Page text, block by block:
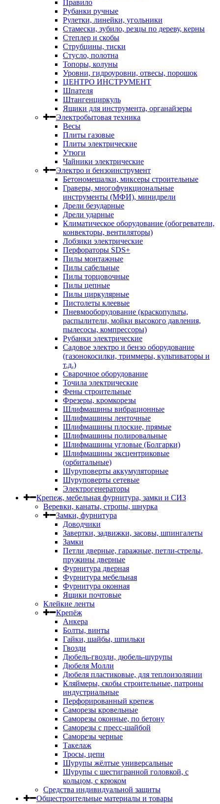
Правило
Рубанки ручные
Рулетки, линейки, угольники
Стамески, зубило, резцы по дереву, керны
Степлер и скобы
Струбцины, тиски
Стусло, полотна
Топоры, колуны
Уровни, гидроуровни, отвесы, порошок
ЦЕНТРО ИНСТРУМЕНТ
Шпателя
Штангенциркуль
Ящики для инструмента, органайзеры
Электробытовая техника
Весы
Плиты газовые
Плиты электрические
Утюги
Чайники электрические
Электро и бензоинструмент
Бетономешалки, миксеры строительные
Граверы, многофункциональные
инструменты (МФИ), минидрели
Дрели безударные
Дрели ударные
Климатическое оборудование (обогреватели,
конвекторы, вентиляторы)
Лобзики электрические
Перфораторы SDS+
Пилы монтажные
Пилы сабельные
Пилы торцовочные
Пилы цепные
Пилы циркулярные
Пистолеты клеевые
Пневмооборудование (краскопульты,
распылители, мойки высокого давления,
пылесосы, компрессоры)
Рубанки электрические
Садовое электро и бензо оборудование
(газонокосилки, триммеры, культиваторы и
т.д.)
Сварочное оборудование
Точила электрические
Фены строительные
Фрезеры, кромкорезы
Шлифмашины вибрационные
Шлифмашины ленточные
Шлифмашины плоские, прямые
Шлифмашины полировальные
Шлифмашины угловые (Болгарки)
Шлифмашины эксцентриковые
(орбитальные)
Шуруповерты аккумуляторные
Шуруповерты сетевые
Электрогенераторы
Крепеж, мебельная фурнитура, замки и СИЗ
Веревки, канаты, стропы, шнурка
Замки, фурнитура
Доводчики
Завертки, задвижки, засовы, шпингалеты
Замки
Петли дверные, гаражные, петли-стрелы,
пружины дверные
Фурнитура дверная
Фурнитура мебельная
Фурнитура оконная
Ящики почтовые
Клейкие ленты
Крепёж
Анкера
Болты, винты
Гайки, шайбы, шпильки
Гвозди
Дюбель-гвозди, дюбель-шурупы
Дюбеля Молли
Дюбеля пластиковые, для теплоизоляции
Кляймеры, скобы строительные, патроны
индустриальные
Перфорированный крепеж
Саморезы кровельные
Саморезы оконные, по бетону
Саморезы с пресс-шайбой
Саморезы черные
Такелаж
Тросы, цепи
Шурупы жёлтые универсальные
Шурупы с шестигранной головкой, с
кольцом, с крюком
Средства индивидуальной защиты
Общестроительные материалы и товары